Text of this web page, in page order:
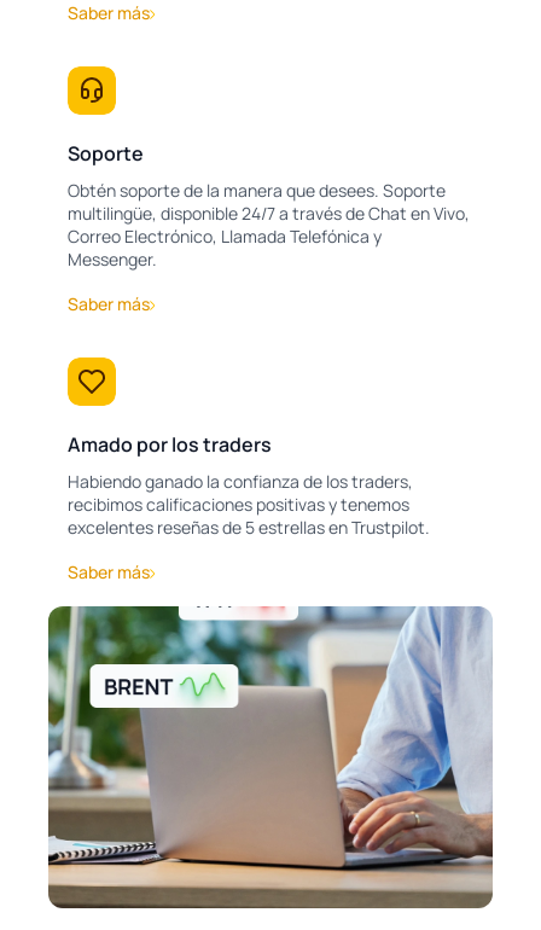
Saber más
Soporte
Obtén soporte de la manera que desees. Soporte
multilingüe, disponible 24/7 a través de Chat en Vivo,
Correo Electrónico, Llamada Telefónica y
Messenger.
Saber más
Amado por los traders
Habiendo ganado la confianza de los traders,
recibimos calificaciones positivas y tenemos
excelentes reseñas de 5 estrellas en Trustpilot.
Saber más